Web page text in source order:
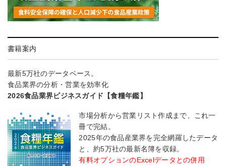
書籍案内
最新5万社のデータベース。
食品業界の分析・営業を効率化
2026食品業界ビジネスガイド【食糧年鑑】
市場分析から営業リスト作成まで、これ一
冊で完結。
2025年の食品産業界を完全網羅したデータ
と、約5万社の最新名簿を収録。
有料オプションのExcelデータとの併用